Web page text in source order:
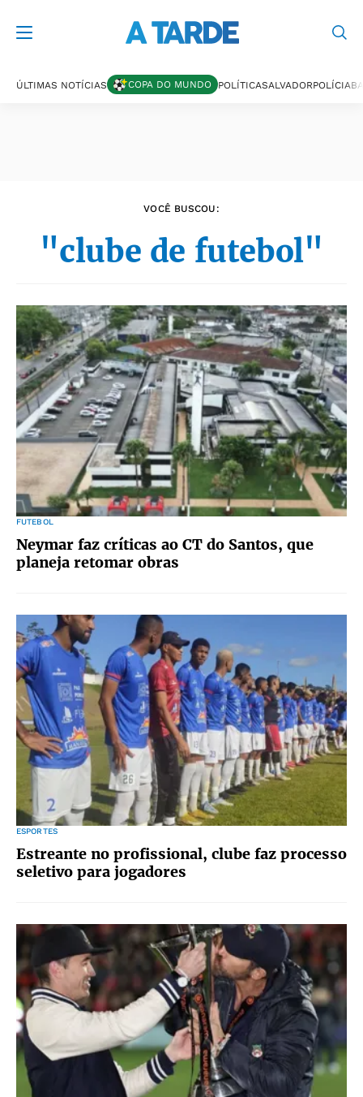
ÚLTIMAS NOTÍCIAS COPA DO MUNDO POLÍTICASALVADORPOLÍCIA
VOCÊ BUSCOU:
"clube de futebol"
FUTEBOL
Neymar faz críticas ao CT do Santos, que
planeja retomar obras
ESPORTES
Estreante no profissional, clube faz processo
seletivo para jogadores